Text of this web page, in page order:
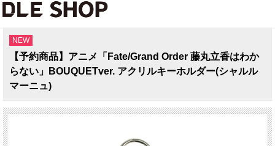
NEW
【予約商品】アニメ「Fate/Grand Order 藤丸立香はわか
らない」BOUQUETver. アクリルキーホルダー(シャルル
マーニュ)